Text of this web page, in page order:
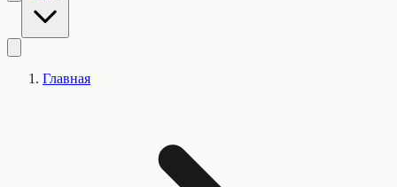
Главная